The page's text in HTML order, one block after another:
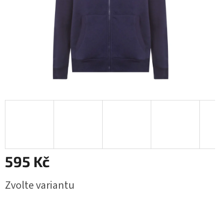
595 Kč
cena:
Zvolte variantu